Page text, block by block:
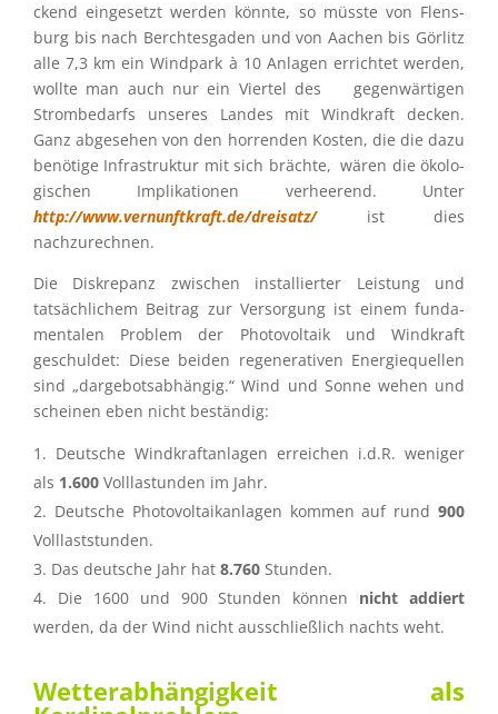
ckend einge­setzt werden könnte, so müsste von Flens­
burg bis nach Berch­tes­ga­den und von Aachen bis Görlitz
alle 7,3 km ein Windpark à 10 Anlagen errich­tet werden,
wollte man auch nur ein Viertel des gegen­wär­ti­gen
Strom­be­darfs unseres Landes mit Windkraft decken.
Ganz abgese­hen von den horren­den Kosten, die die dazu
benötige Infra­struk­tur mit sich brächte, wären die ökolo­
gi­schen Impli­ka­tio­nen verhee­rend. Unter
http://www.vernunftkraft.de/dreisatz/ist dies
nachzurechnen.
Die Diskre­panz zwischen instal­lier­ter Leistung und
tatsäch­li­chem Beitrag zur Versor­gung ist einem funda­
men­ta­len Problem der Photo­vol­taik und Windkraft
geschul­det: Diese beiden regene­ra­ti­ven Energie­quel­len
sind „darge­bots­ab­hän­gig.“ Wind und Sonne wehen und
schei­nen eben nicht beständig:
Deutsche Windkraft­an­la­gen errei­chen i.d.R. weniger
als 1.600 Volllastun­den im Jahr.
Deutsche Photo­vol­ta­ik­an­la­gen kommen auf rund900
Volllaststunden.
Das deutsche Jahr hat 8.760 Stunden.
Die 1600 und 900 Stunden können nicht addiert
werden, da der Wind nicht ausschließ­lich nachts weht.
Wetter­ab­hän­gig­keit als